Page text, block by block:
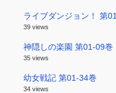
ライブダンジョン！ 第
39 views
神隠しの楽園 第01-09巻
35 views
幼女戦記 第01-34巻
34 views